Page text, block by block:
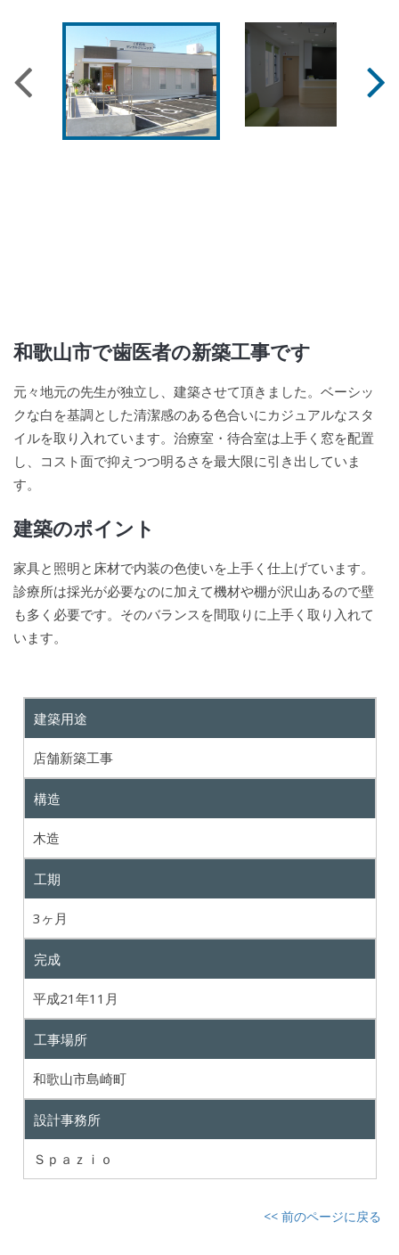
和歌山市で歯医者の新築工事です
元々地元の先生が独立し、建築させて頂きました。ベーシッ
クな白を基調とした清潔感のある色合いにカジュアルなスタ
イルを取り入れています。治療室・待合室は上手く窓を配置
し、コスト面で抑えつつ明るさを最大限に引き出していま
す。
建築のポイント
家具と照明と床材で内装の色使いを上手く仕上げています。
診療所は採光が必要なのに加えて機材や棚が沢山あるので壁
も多く必要です。そのバランスを間取りに上手く取り入れて
います。
建築用途
店舗新築工事
構造
木造
工期
3ヶ月
完成
平成21年11月
工事場所
和歌山市島崎町
設計事務所
Ｓｐａｚｉｏ
<< 前のページに戻る